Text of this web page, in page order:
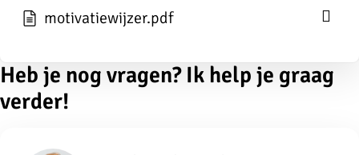
motivatiewijzer.pdf
Heb je nog vragen? Ik help je graag
verder!